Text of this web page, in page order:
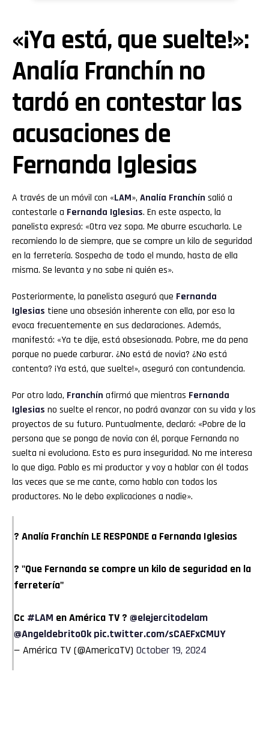
«¡Ya está, que suelte!»:
Analía Franchín no
tardó en contestar las
acusaciones de
Fernanda Iglesias
A través de un móvil con «LAM», Analía Franchín salió a
contestarle a Fernanda Iglesias. En este aspecto, la
panelista expresó: «Otra vez sopa. Me aburre escucharla. Le
recomiendo lo de siempre, que se compre un kilo de seguridad
en la ferretería. Sospecha de todo el mundo, hasta de ella
misma. Se levanta y no sabe ni quién es».
Posteriormente, la panelista aseguró que Fernanda
Iglesias tiene una obsesión inherente con ella, por eso la
evoca frecuentemente en sus declaraciones. Además,
manifestó: «Ya te dije, está obsesionada. Pobre, me da pena
porque no puede carburar. ¿No está de novia? ¿No está
contenta? ¡Ya está, que suelte!», aseguró con contundencia.
Por otro lado, Franchín afirmó que mientras Fernanda
Iglesias no suelte el rencor, no podrá avanzar con su vida y los
proyectos de su futuro. Puntualmente, declaró: «Pobre de la
persona que se ponga de novia con él, porque Fernanda no
suelta ni evoluciona. Esto es pura inseguridad. No me interesa
lo que diga. Pablo es mi productor y voy a hablar con él todas
las veces que se me cante, como hablo con todos los
productores. No le debo explicaciones a nadie».
? Analía Franchín LE RESPONDE a Fernanda Iglesias
? "Que Fernanda se compre un kilo de seguridad en la
ferretería"
Cc #LAM en América TV ? @elejercitodelam
@AngeldebritoOk pic.twitter.com/sCAEFxCMUY
— América TV (@AmericaTV) October 19, 2024